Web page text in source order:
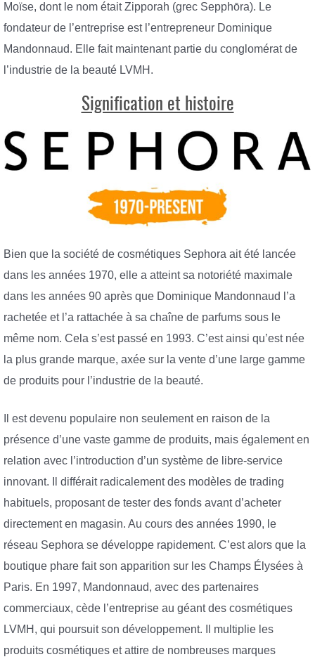
Moïse, dont le nom était Zipporah (grec Sepphōra). Le
fondateur de l’entreprise est l’entrepreneur Dominique
Mandonnaud. Elle fait maintenant partie du conglomérat de
l’industrie de la beauté LVMH.
Signification et histoire
Bien que la société de cosmétiques Sephora ait été lancée
dans les années 1970, elle a atteint sa notoriété maximale
dans les années 90 après que Dominique Mandonnaud l’a
rachetée et l’a rattachée à sa chaîne de parfums sous le
même nom. Cela s’est passé en 1993. C’est ainsi qu’est née
la plus grande marque, axée sur la vente d’une large gamme
de produits pour l’industrie de la beauté.
Il est devenu populaire non seulement en raison de la
présence d’une vaste gamme de produits, mais également en
relation avec l’introduction d’un système de libre-service
innovant. Il différait radicalement des modèles de trading
habituels, proposant de tester des fonds avant d’acheter
directement en magasin. Au cours des années 1990, le
réseau Sephora se développe rapidement. C’est alors que la
boutique phare fait son apparition sur les Champs Élysées à
Paris. En 1997, Mandonnaud, avec des partenaires
commerciaux, cède l’entreprise au géant des cosmétiques
LVMH, qui poursuit son développement. Il multiplie les
produits cosmétiques et attire de nombreuses marques